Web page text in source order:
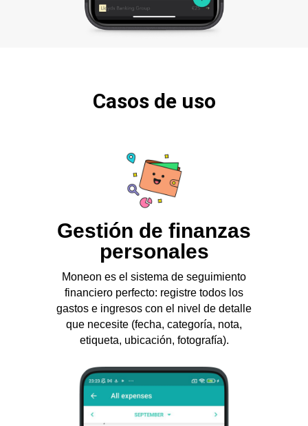
Casos de uso
Moneon es el sistema de seguimiento
financiero perfecto: registre todos los
gastos e ingresos con el nivel de detalle
que necesite (fecha, categoría, nota,
etiqueta, ubicación, fotografía).
Gestión de finanzas
personales